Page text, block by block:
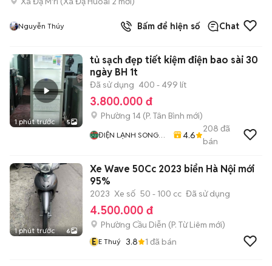
Nguyễn Thúy Bấm để hiện số Chat
1 phút trước 5
tủ sạch đẹp tiết kiệm điện bao sài 30
ngày BH 1t
Đã sử dụng 400 - 499 lít
3.800.000 đ
Phường 14 (P. Tân Bình mới)
ĐIỆN LẠNH SONG
4.6
208 đã
bán
1 phút trước 6
Xe Wave 50Cc 2023 biển Hà Nội mới
95%
2023 Xe số 50 - 100 cc Đã sử dụng
4.500.000 đ
Phường Cầu Diễn (P. Từ Liêm mới)
E E Thuý 3.8 1 đã bán